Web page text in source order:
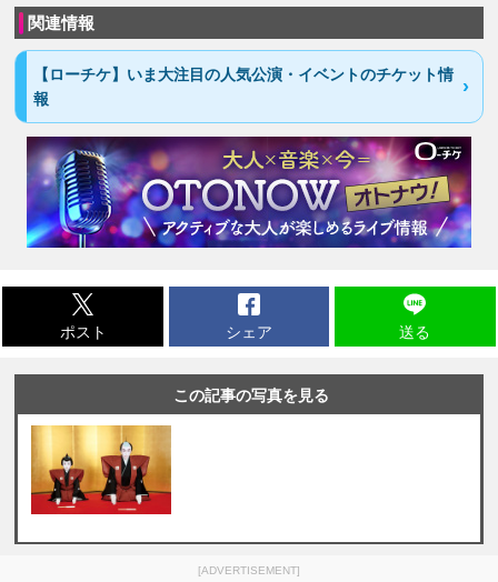
関連情報
【ローチケ】いま大注目の人気公演・イベントのチケット情
報
ポスト シェア 送る
この記事の写真を見る
[ADVERTISEMENT]